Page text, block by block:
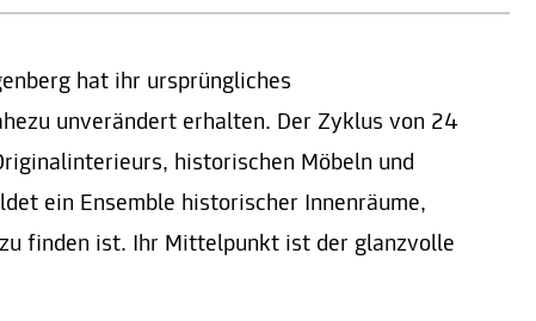
hat ihr ursprüngliches
unverändert erhalten. Der Zyklus von 24
historischen Möbeln und
ein Ensemble historischer Innenräume,
finden ist. Ihr Mittelpunkt ist der glanzvolle